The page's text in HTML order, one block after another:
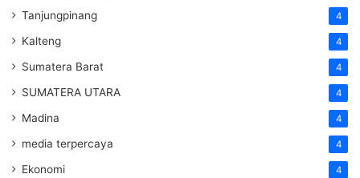
Tanjungpinang 4
Kalteng 4
Sumatera Barat 4
SUMATERA UTARA 4
Madina 4
media terpercaya 4
Ekonomi 4